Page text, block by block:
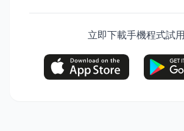
立即下載手機程式試用